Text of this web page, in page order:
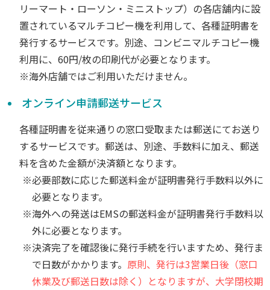
リーマート・ローソン・ミニストップ）の各店舗内に設
置されているマルチコピー機を利用して、各種証明書を
発行するサービスです。別途、コンビニマルチコピー機
利用に、60円/枚の印刷代が必要となります。
※海外店舗ではご利用いただけません。
オンライン申請郵送サービス
各種証明書を従来通りの窓口受取または郵送にてお送り
するサービスです。郵送は、別途、手数料に加え、郵送
料を含めた金額が決済額となります。
※必要部数に応じた郵送料金が証明書発行手数料以外に
必要となります。
※海外への発送はEMSの郵送料金が証明書発行手数料以
外に必要となります。
※決済完了を確認後に発行手続を行いますため、発行ま
で日数がかかります。 原則、発行は3営業日後（窓口
休業及び郵送日数は除く）となりますが、大学閉校期